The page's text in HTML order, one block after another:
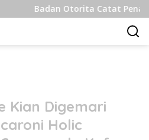
Badan Otorita Catat Penanaman
Kian Digemari
Holic